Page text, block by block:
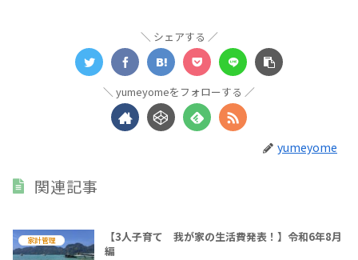
シェアする
yumeyomeをフォローする
yumeyome
関連記事
家計管理
【3人子育て 我が家の生活費発表！】令和6年8月
編